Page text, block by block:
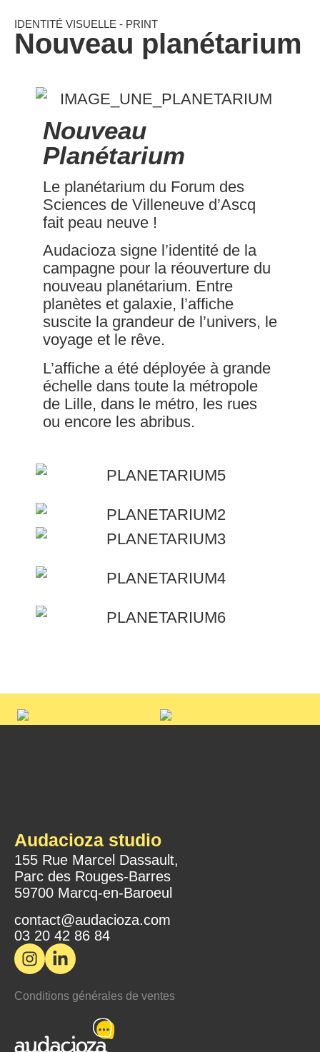
IDENTITÉ VISUELLE - PRINT
Nouveau planétarium
Nouveau
Planétarium
Le planétarium du Forum des
Sciences de Villeneuve d’Ascq
fait peau neuve !
Audacioza signe l’identité de la
campagne pour la réouverture du
nouveau planétarium. Entre
planètes et galaxie, l’affiche
suscite la grandeur de l’univers, le
voyage et le rêve.
L’affiche a été déployée à grande
échelle dans toute la métropole
de Lille, dans le métro, les rues
ou encore les abribus.
Audacioza studio
155 Rue Marcel Dassault,
Parc des Rouges-Barres
59700 Marcq-en-Baroeul
contact@audacioza.com
03 20 42 86 84
Conditions générales de ventes